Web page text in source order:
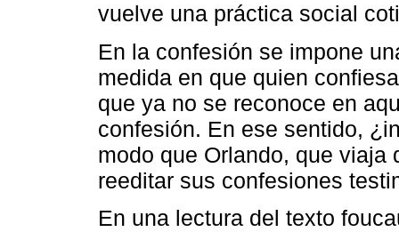
vuelve una práctica social
En la confesión se impone
medida en que quien
que ya no se reconoce en
confesión. En ese sentido,
modo que Orlando, que
reeditar sus confesiones
En una lectura del texto